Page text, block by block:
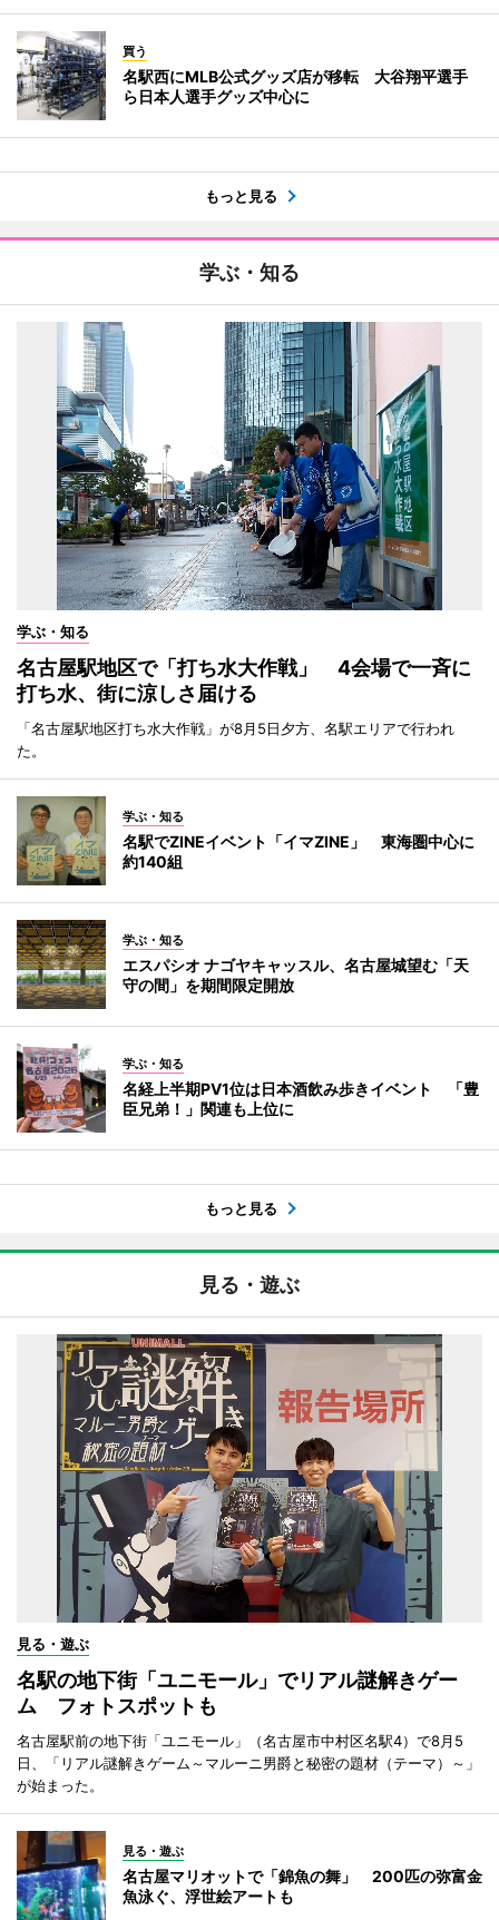
買う
名駅西にMLB公式グッズ店が移転 大谷翔平選手
ら日本人選手グッズ中心に
もっと見る
学ぶ・知る
学ぶ・知る
名古屋駅地区で「打ち水大作戦」 4会場で一斉に
打ち水、街に涼しさ届ける
「名古屋駅地区打ち水大作戦」が8月5日夕方、名駅エリアで行われ
た。
学ぶ・知る
名駅でZINEイベント「イマZINE」 東海圏中心に
約140組
学ぶ・知る
エスパシオ ナゴヤキャッスル、名古屋城望む「天
守の間」を期間限定開放
学ぶ・知る
名経上半期PV1位は日本酒飲み歩きイベント 「豊
臣兄弟！」関連も上位に
もっと見る
見る・遊ぶ
見る・遊ぶ
名駅の地下街「ユニモール」でリアル謎解きゲー
ム フォトスポットも
名古屋駅前の地下街「ユニモール」（名古屋市中村区名駅4）で8月5
日、「リアル謎解きゲーム～マルーニ男爵と秘密の題材（テーマ）～」
が始まった。
見る・遊ぶ
名古屋マリオットで「錦魚の舞」 200匹の弥富金
魚泳ぐ、浮世絵アートも